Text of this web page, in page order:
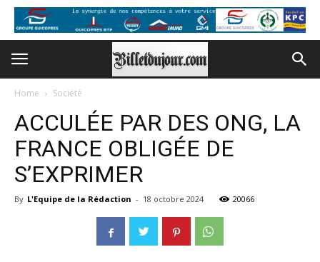
Home Société
ACCULÉE PAR DES ONG, LA
FRANCE OBLIGÉE DE
S’EXPRIMER
By L'Equipe de la Rédaction - 18 octobre 2024 20066